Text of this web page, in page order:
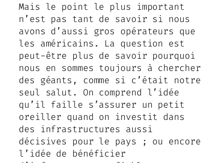
Mais le point le plus important
n’est pas tant de savoir si nous
avons d’aussi gros opérateurs que
les américains. La question est
peut-être plus de savoir pourquoi
nous en sommes toujours à chercher
des géants, comme si c’était notre
seul salut. On comprend l’idée
qu’il faille s’assurer un petit
oreiller quand on investit dans
des infrastructures aussi
décisives pour le pays ; ou encore
l’idée de bénéficier